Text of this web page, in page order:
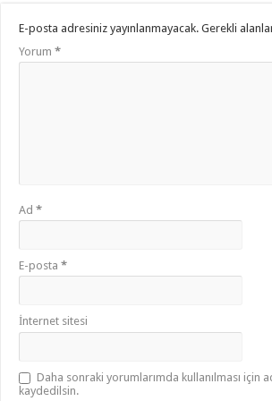
E-posta adresiniz yayınlanmayacak. Gerekli
Yorum *
Ad *
E-posta *
İnternet sitesi
Daha sonraki yorumlarımda kullanılması için
kaydedilsin.